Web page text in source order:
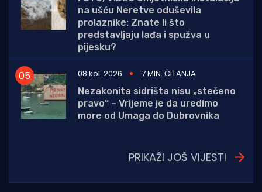
na ušću Neretve oduševila
prolaznike: Znate li što
predstavljaju lađa i spužva u
pijesku?
08 kol. 2026
7 MIN. ČITANJA
Nezakonita sidrišta nisu „stečeno
pravo“ – Vrijeme je da uredimo
more od Umaga do Dubrovnika
PRIKAŽI JOŠ VIJESTI